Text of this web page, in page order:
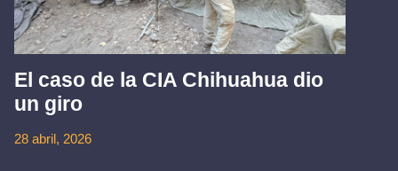
El caso de la CIA Chihuahua dio
un giro
28 abril, 2026